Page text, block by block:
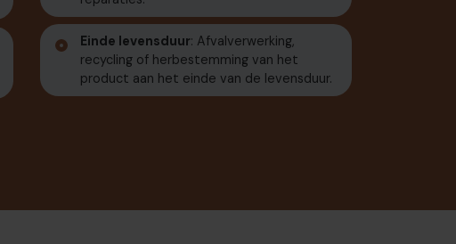
Einde levensduur: Afvalverwerking,
recycling of herbestemming van het
product aan het einde van de levensduur.